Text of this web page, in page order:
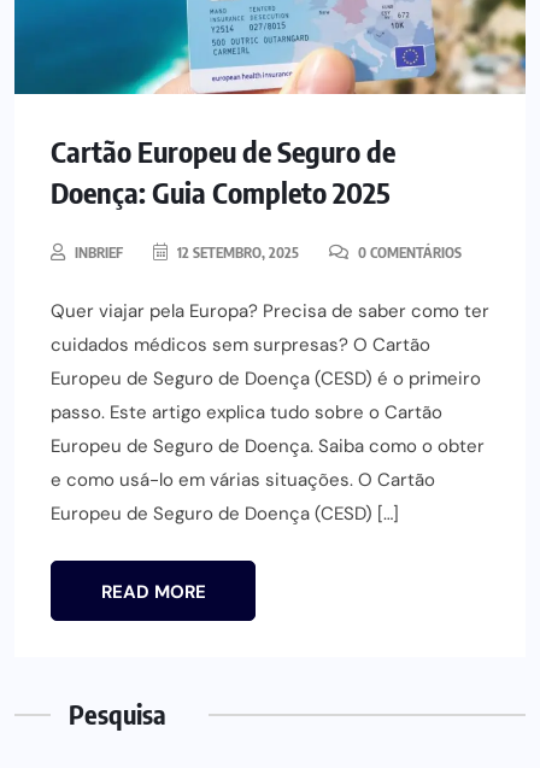
Cartão Europeu de Seguro de
Doença: Guia Completo 2025
INBRIEF 12 SETEMBRO, 2025 0 COMENTÁRIOS
Quer viajar pela Europa? Precisa de saber como ter
cuidados médicos sem surpresas? O Cartão
Europeu de Seguro de Doença (CESD) é o primeiro
passo. Este artigo explica tudo sobre o Cartão
Europeu de Seguro de Doença. Saiba como o obter
e como usá-lo em várias situações. O Cartão
Europeu de Seguro de Doença (CESD) […]
READ MORE
Pesquisa